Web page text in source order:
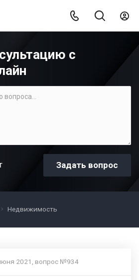
с
Недвижимость
2021, вопрос №934